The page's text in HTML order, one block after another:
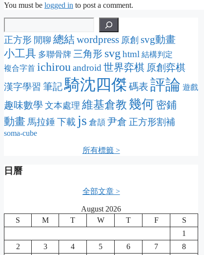
You must be logged in to post a comment.
正方形 閒聊 總結 wordpress 原創 svg動畫
小工具 多聯骨牌 三角形 svg html 結構判定
複合字首 ichirou android 世界弈棋 原創弈棋
漢字學習 筆記騎沈四傑 碼表 評論 遊戲
趣味數學 文本處理 維基倉教 幾何 密鋪
動畫 馬拉錘下載 js 倉頡 尹倉 正方形割補
soma-cube
所有標籤 >
日曆
全部文章 >
August 2026
S
M T W T F
S
1
2
3 4 5 6 7
8